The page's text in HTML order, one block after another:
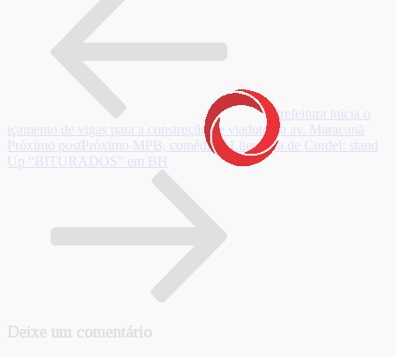
Prefeitura inicia o
içamento de vigas para a construção de viaduto da av. Maracanã
Próximo post Próximo MPB, comédia e Literatura de Cordel: stand
Up “BITURADOS” em BH
Deixe um comentário